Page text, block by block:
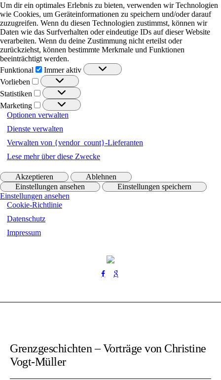
Um dir ein optimales Erlebnis zu bieten, verwenden wir Technologien
wie Cookies, um Geräteinformationen zu speichern und/oder darauf
zuzugreifen. Wenn du diesen Technologien zustimmst, können wir
Daten wie das Surfverhalten oder eindeutige IDs auf dieser Website
verarbeiten. Wenn du deine Zustimmung nicht erteilst oder
zurückziehst, können bestimmte Merkmale und Funktionen
beeinträchtigt werden.
Funktional
Funktional
Immer aktiv
Vorlieben
Vorlieben
Statistiken
Statistiken
Marketing
Marketing
Optionen verwalten
Dienste verwalten
Verwalten von {vendor_count}-Lieferanten
Lese mehr über diese Zwecke
Akzeptieren
Ablehnen
Einstellungen ansehen
Einstellungen speichern
Einstellungen ansehen
Cookie-Richtlinie
Datenschutz
Impressum
Grenzgeschichten – Vorträge von Christine
Vogt-Müller